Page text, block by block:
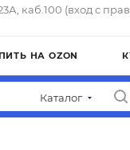
каб.100 (вход с
НА OZON
Каталог